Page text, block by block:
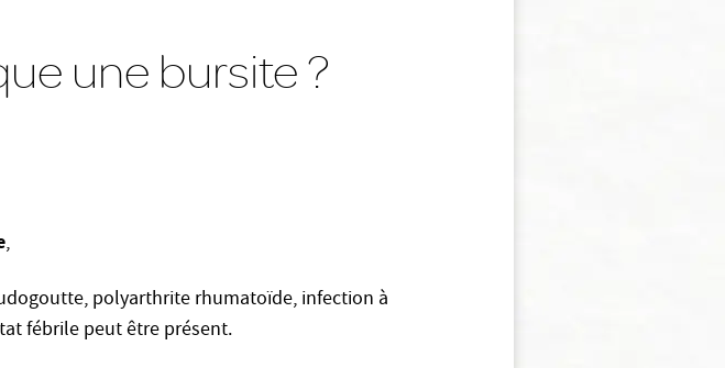
une bursite ?
,
polyarthrite rhumatoïde, infection à
fébrile peut être présent.